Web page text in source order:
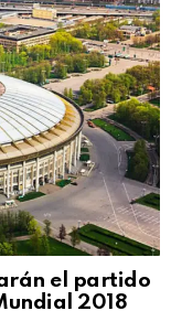
el partido
2018